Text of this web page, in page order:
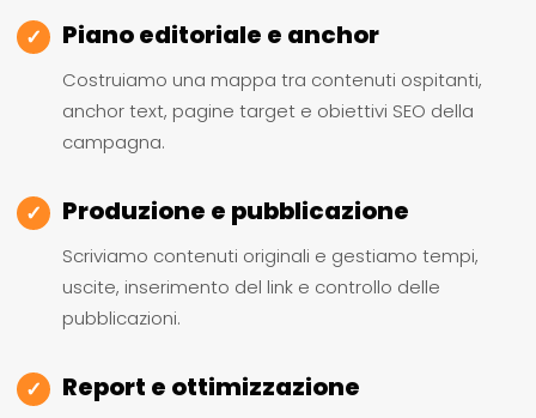
✓ Piano editoriale e anchor
Costruiamo una mappa tra contenuti ospitanti,
anchor text, pagine target e obiettivi SEO della
campagna.
✓ Produzione e pubblicazione
Scriviamo contenuti originali e gestiamo tempi,
uscite, inserimento del link e controllo delle
pubblicazioni.
✓ Report e ottimizzazione